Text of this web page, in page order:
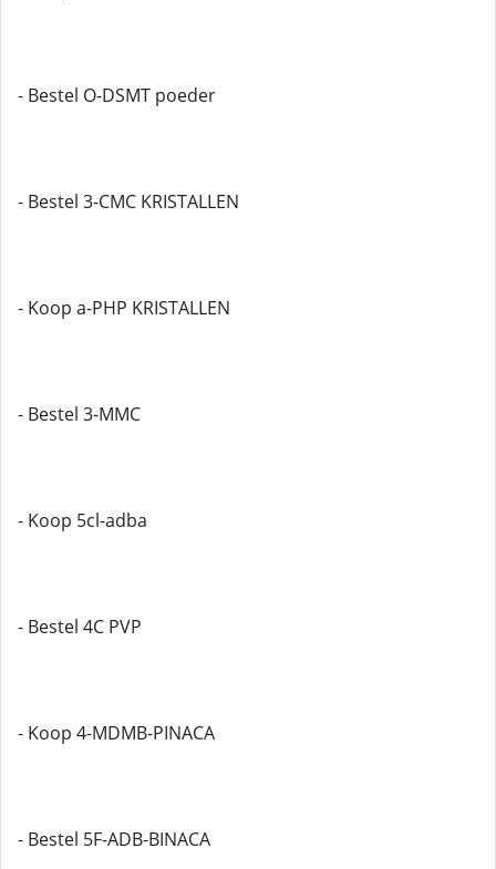
- Bestel O-DSMT poeder
- Bestel 3-CMC KRISTALLEN
- Koop a-PHP KRISTALLEN
- Bestel 3-MMC
- Koop 5cl-adba
- Bestel 4C PVP
- Koop 4-MDMB-PINACA
- Bestel 5F-ADB-BINACA